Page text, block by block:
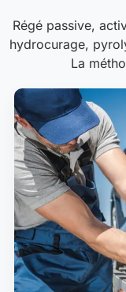
Régé passive,
hydrocurage,
La